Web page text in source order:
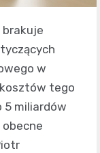
w
tego
5 miliardów